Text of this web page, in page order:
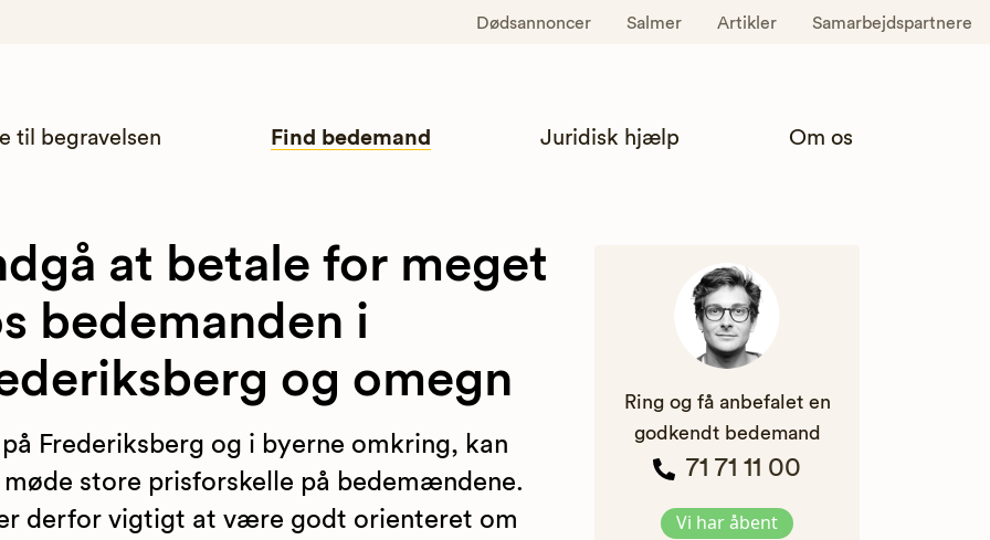
Dødsannoncer Salmer Artikler Samarbejdspartnere
til begravelsen Find bedemand Juridisk hjælp Om os
at betale for meget
bedemanden i
og omegn
Frederiksberg og i byerne omkring, kan
møde store prisforskelle på bedemændene.
derfor vigtigt at være godt orienteret om
Ring og få anbefalet en
godkendt bedemand
71 71 11 00
Vi har åbent